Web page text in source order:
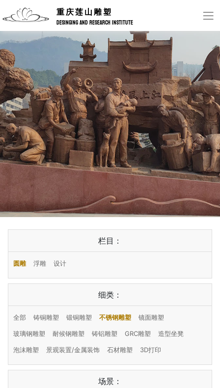
重庆莲山雕塑
DESINGING AND RESEARCH INSTITUTE
栏目：
圆雕 浮雕 设计
细类：
全部 铸铜雕塑 锻铜雕塑 不锈钢雕塑 镜面雕塑
玻璃钢雕塑 耐候钢雕塑 铸铝雕塑 GRC雕塑 造型坐凳
泡沫雕塑 景观装置/金属装饰 石材雕塑 3D打印
场景：